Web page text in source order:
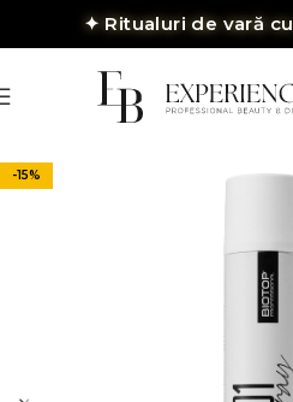
✦ Ritualuri de vară cu
-15%